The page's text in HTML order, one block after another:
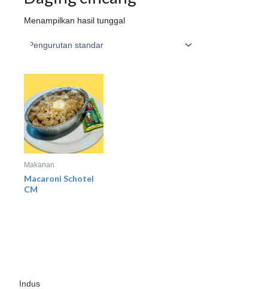
Indus
Menampilkan hasil tunggal
Makanan
Macaroni Schotel
CM